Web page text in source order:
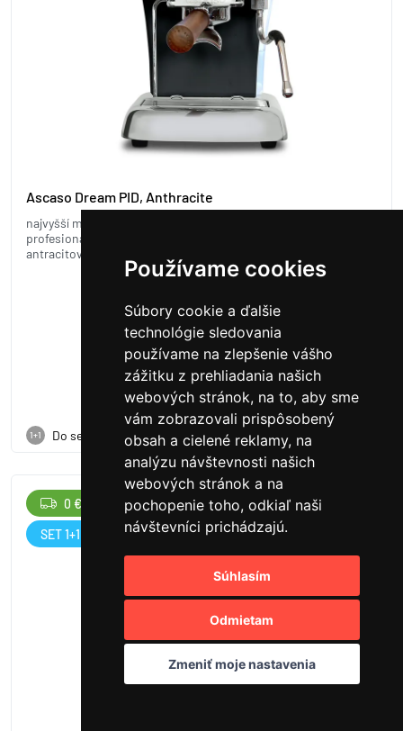
Používame cookies
Súbory cookie a ďalšie
technológie sledovania
používame na zlepšenie vášho
zážitku z prehliadania našich
webových stránok, na to, aby sme
vám zobrazovali prispôsobený
obsah a cielené reklamy, na
analýzu návštevnosti našich
webových stránok a na
pochopenie toho, odkiaľ naši
návštevníci prichádzajú.
Súhlasím
Odmietam
Zmeniť moje nastavenia
Ascaso Dream PID, Anthracite
najvyšší model radu Dream, PID regulácia, rýchle nahrievanie,
profesionálna tryska, celokovové prevedenie, drevené doplnky,
antracitová farba
1 288,80 € v sete
skladom (2 ks)
1+1 Do setu
0 €
SET 1+1